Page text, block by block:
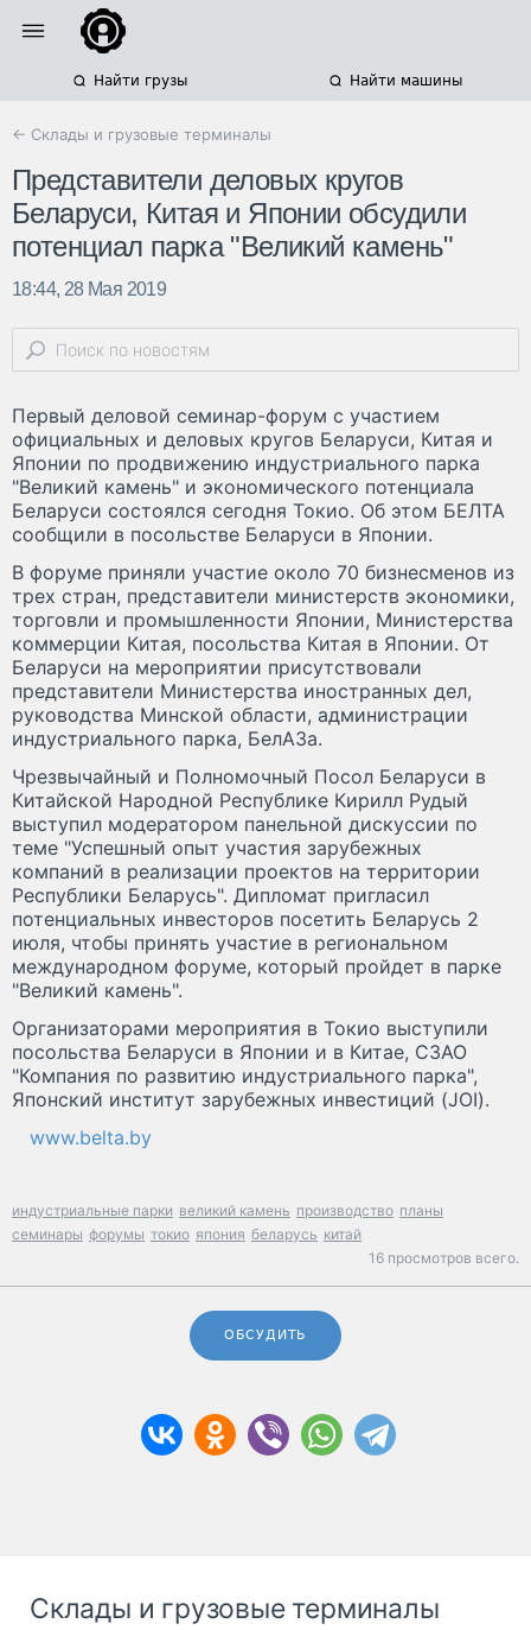
Найти грузы Найти машины
← Склады и грузовые терминалы
Представители деловых кругов
Беларуси, Китая и Японии обсудили
потенциал парка "Великий камень"
18:44, 28 Мая 2019
Первый деловой семинар-форум с участием
официальных и деловых кругов Беларуси, Китая и
Японии по продвижению индустриального парка
"Великий камень" и экономического потенциала
Беларуси состоялся сегодня Токио. Об этом БЕЛТА
сообщили в посольстве Беларуси в Японии.
В форуме приняли участие около 70 бизнесменов из
трех стран, представители министерств экономики,
торговли и промышленности Японии, Министерства
коммерции Китая, посольства Китая в Японии. От
Беларуси на мероприятии присутствовали
представители Министерства иностранных дел,
руководства Минской области, администрации
индустриального парка, БелАЗа.
Чрезвычайный и Полномочный Посол Беларуси в
Китайской Народной Республике Кирилл Рудый
выступил модератором панельной дискуссии по
теме "Успешный опыт участия зарубежных
компаний в реализации проектов на территории
Республики Беларусь". Дипломат пригласил
потенциальных инвесторов посетить Беларусь 2
июля, чтобы принять участие в региональном
международном форуме, который пройдет в парке
"Великий камень".
Организаторами мероприятия в Токио выступили
посольства Беларуси в Японии и в Китае, СЗАО
"Компания по развитию индустриального парка",
Японский институт зарубежных инвестиций (JOI).
www.belta.by
индустриальные парки великий камень производство планы
семинары форумы токио япония беларусь китай
16 просмотров всего.
ОБСУДИТЬ
Склады и грузовые терминалы